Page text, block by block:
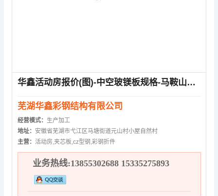
华鑫活动房报价(图)-中空玻镁板规格-马鞍山中空玻镁板
芜湖华鑫彩钢结构有限公司
经营模式： 生产加工
地址： 安徽省芜湖市弋江区马塘街道元山村小屋自然村
主营： 活动房,夹芯板,cz型钢,彩钢折件
业务热线:13855302688 15335275893